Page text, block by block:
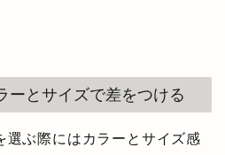
ーとサイズで差をつける
選ぶ際にはカラーとサイズ感